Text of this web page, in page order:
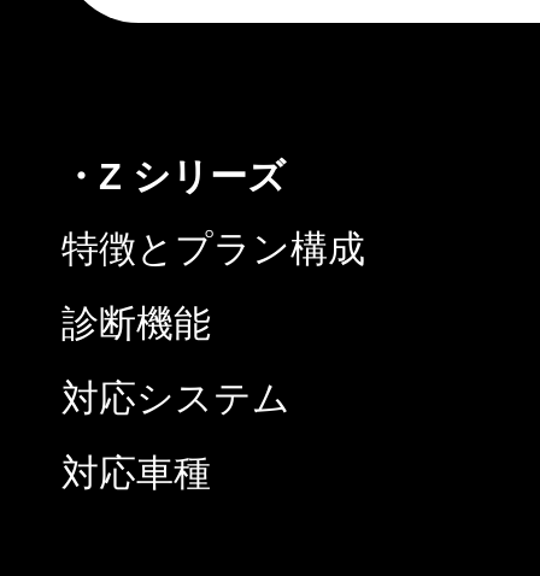
・Z シリーズ
特徴とプラン構成
診断機能
対応システム
対応車種